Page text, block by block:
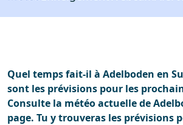
Location
Location de ski
Quel temps fait-il à Adelboden en
sont les prévisions pour les
Consulte la météo actuelle de
page. Tu y trouveras les prévisions